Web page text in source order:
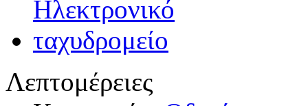
Λεπτομέρειες